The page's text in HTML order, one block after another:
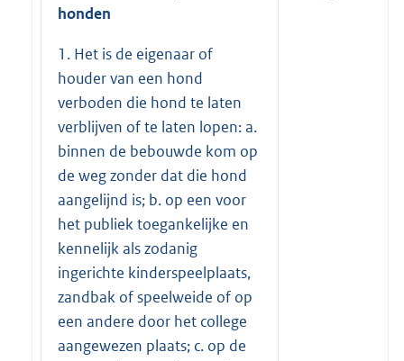
honden
1. Het is de eigenaar of
houder van een hond
verboden die hond te laten
verblijven of te laten lopen: a.
binnen de bebouwde kom op
de weg zonder dat die hond
aangelijnd is; b. op een voor
het publiek toegankelijke en
kennelijk als zodanig
ingerichte kinderspeelplaats,
zandbak of speelweide of op
een andere door het college
aangewezen plaats; c. op de